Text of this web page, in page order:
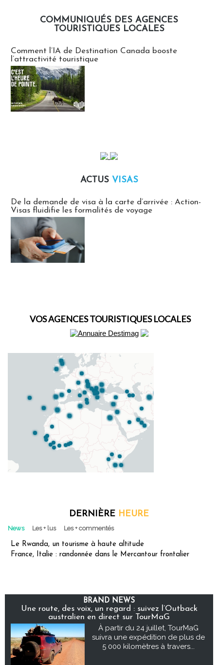
COMMUNIQUÉS DES AGENCES
TOURISTIQUES LOCALES
Comment l’IA de Destination Canada booste
l’attractivité touristique
ACTUS VISAS
De la demande de visa à la carte d’arrivée : Action-
Visas fluidifie les formalités de voyage
VOS AGENCES TOURISTIQUES LOCALES
DERNIÈRE HEURE
News Les + lus Les + commentés
Le Rwanda, un tourisme à haute altitude
France, Italie : randonnée dans le Mercantour frontalier
BRAND NEWS
Une route, des voix, un regard : suivez l’Outback
australien en direct sur TourMaG
À partir du 24 juillet, TourMaG
suivra une expédition de plus de
5 000 kilomètres à travers...